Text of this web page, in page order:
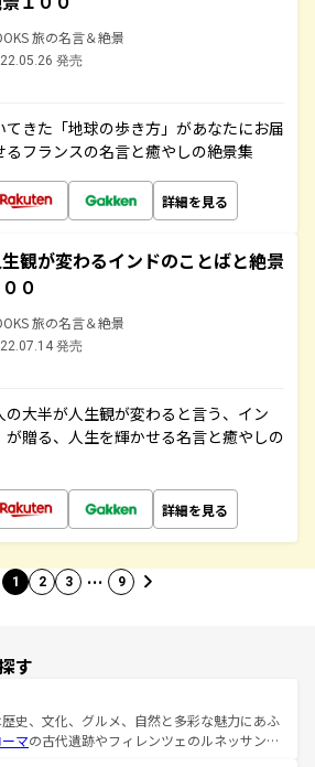
旅の名言＆絶景
発売
きた「地球の歩き方」があなたにお届
るフランスの名言と癒やしの絶景集
詳細を見る
観が変わるインドのことばと絶景
０
旅の名言＆絶景
発売
大半が人生観が変わると言う、イン
が贈る、人生を輝かせる名言と癒やしの
詳細を見る
1 2 3 … 9
す
史、文化、グルメ、自然と多彩な魅力にあふ
マの古代遺跡やフィレンツェのルネッサンス